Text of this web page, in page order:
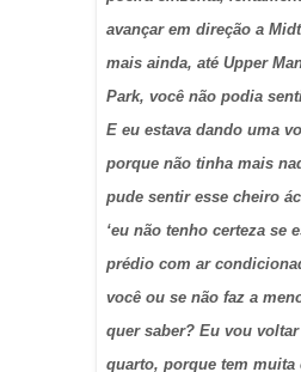
avançar em direção a
mais ainda, até Upper
Park, você não podia
E eu estava dando uma
porque não tinha mais
pude sentir esse cheiro
‘eu não tenho certeza se
prédio com ar
você ou se não faz a
quer saber? Eu vou
quarto, porque tem